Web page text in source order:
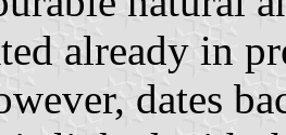
already in
dates